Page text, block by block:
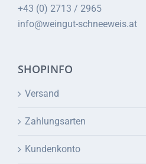
+43 (0) 2713 / 2965
info@weingut-schneeweis.at
SHOPINFO
Versand
Zahlungsarten
Kundenkonto